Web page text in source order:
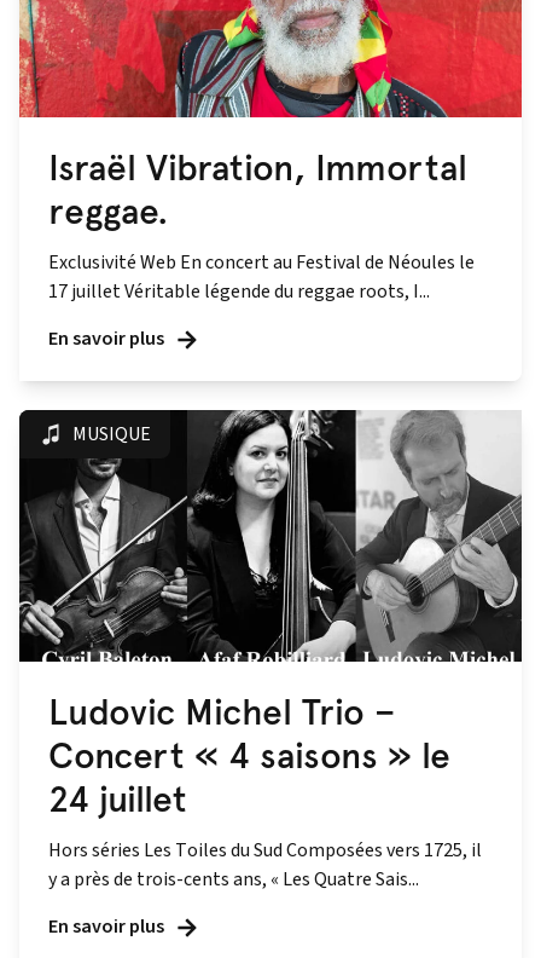
Israël Vibration, Immortal
reggae.
Exclusivité Web En concert au Festival de Néoules le
17 juillet Véritable légende du reggae roots, I...
En savoir plus
MUSIQUE
Ludovic Michel Trio –
Concert « 4 saisons » le
24 juillet
Hors séries Les Toiles du Sud Composées vers 1725, il
y a près de trois-cents ans, « Les Quatre Sais...
En savoir plus